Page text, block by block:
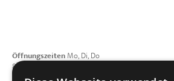
ÖffnungszeitenMo, Di, Do
8:00 - 12:00 | 13:00 - 17:00 Uhr
Mittwoch geschlossen